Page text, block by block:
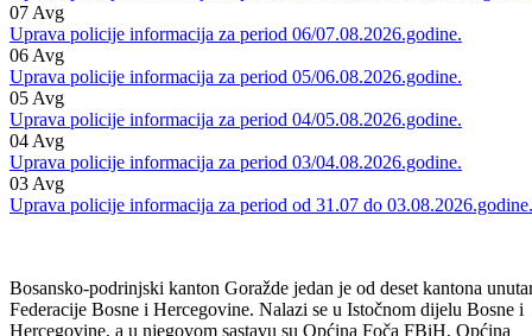
Informacije MUP-a
10Avg
Uprava policije informacija za period od 07.08. do
07Avg
Uprava policije informacija za period 06/07.08.2026.godine.
06Avg
Uprava policije informacija za period 05/06.08.2026.godine.
05Avg
Uprava policije informacija za period 04/05.08.2026.godine.
04Avg